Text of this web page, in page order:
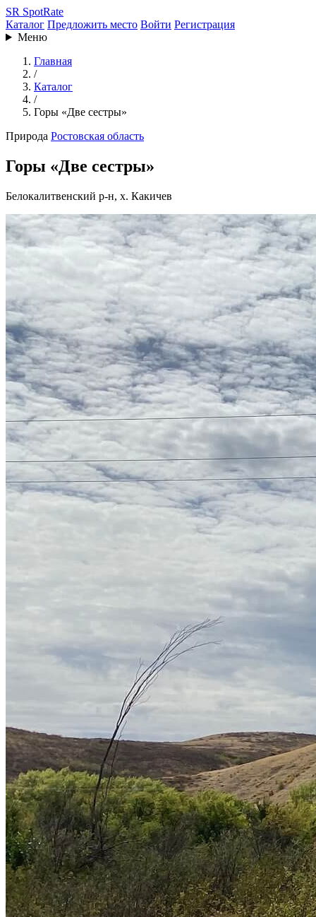
SR SpotRate
Каталог Предложить место Войти Регистрация
Меню
Главная
/
Каталог
/
Горы «Две сестры»
Природа Ростовская область
Горы «Две сестры»
Белокалитвенский р-н, х. Какичев